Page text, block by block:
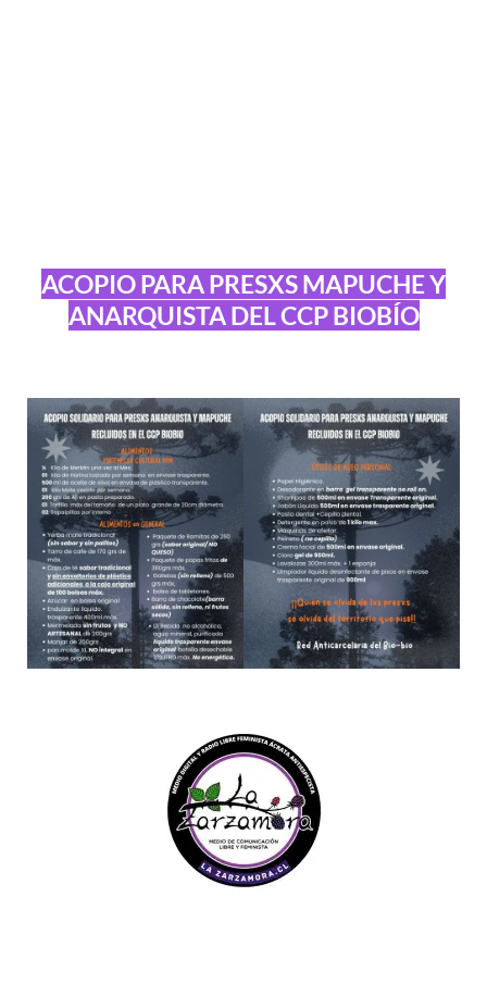
ACOPIO PARA PRESXS MAPUCHE Y
ANARQUISTA DEL CCP BIOBÍO